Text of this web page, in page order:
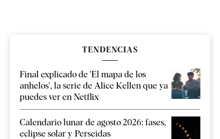
TENDENCIAS
Final explicado de 'El mapa de los
anhelos', la serie de Alice Kellen que ya
puedes ver en Netflix
Calendario lunar de agosto 2026: fases,
eclipse solar y Perseidas